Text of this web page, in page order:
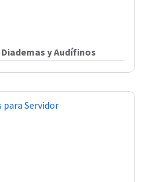
y Audífinos